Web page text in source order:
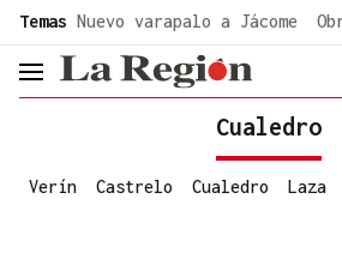
Temas Nuevo varapalo a Jácome
header.menu.open
Cualedro
Verín Castrelo Cualedro Laza